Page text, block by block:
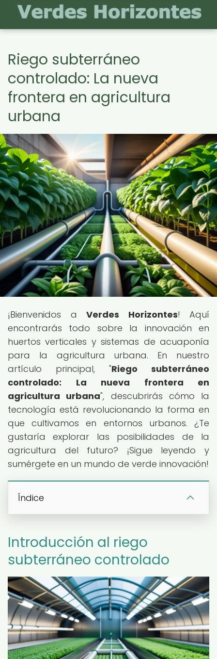
Riego subterráneo
controlado: La nueva
frontera en agricultura
urbana
¡Bienvenidos a Verdes Horizontes! Aquí
encontrarás todo sobre la innovación en
huertos verticales y sistemas de acuaponía
para la agricultura urbana. En nuestro
artículo principal, "Riego subterráneo
controlado: La nueva frontera en
agricultura urbana", descubrirás cómo la
tecnología está revolucionando la forma en
que cultivamos en entornos urbanos. ¿Te
gustaría explorar las posibilidades de la
agricultura del futuro? ¡Sigue leyendo y
sumérgete en un mundo de verde innovación!
Índice
Introducción al riego
subterráneo controlado